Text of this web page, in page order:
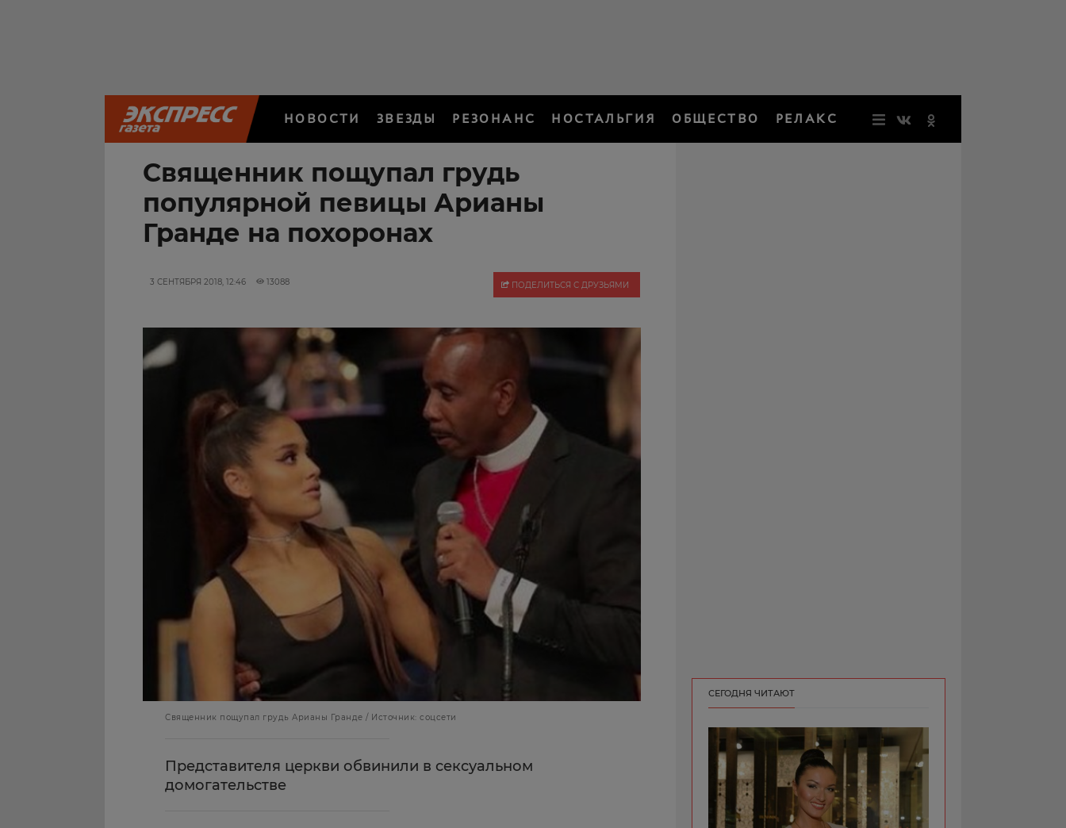
НОВОСТИ ЗВЕЗДЫ РЕЗОНАНС НОСТАЛЬГИЯ ОБЩЕСТВО РЕЛАКС
Священник пощупал грудь
популярной певицы Арианы
Гранде на похоронах
3 СЕНТЯБРЯ 2018, 12:46 13088 ПОДЕЛИТЬСЯ С ДРУЗЬЯМИ
Священник пощупал грудь Арианы Гранде / Источник: соцсети
Представителя церкви обвинили в сексуальном
домогательстве
СЕГОДНЯ ЧИТАЮТ